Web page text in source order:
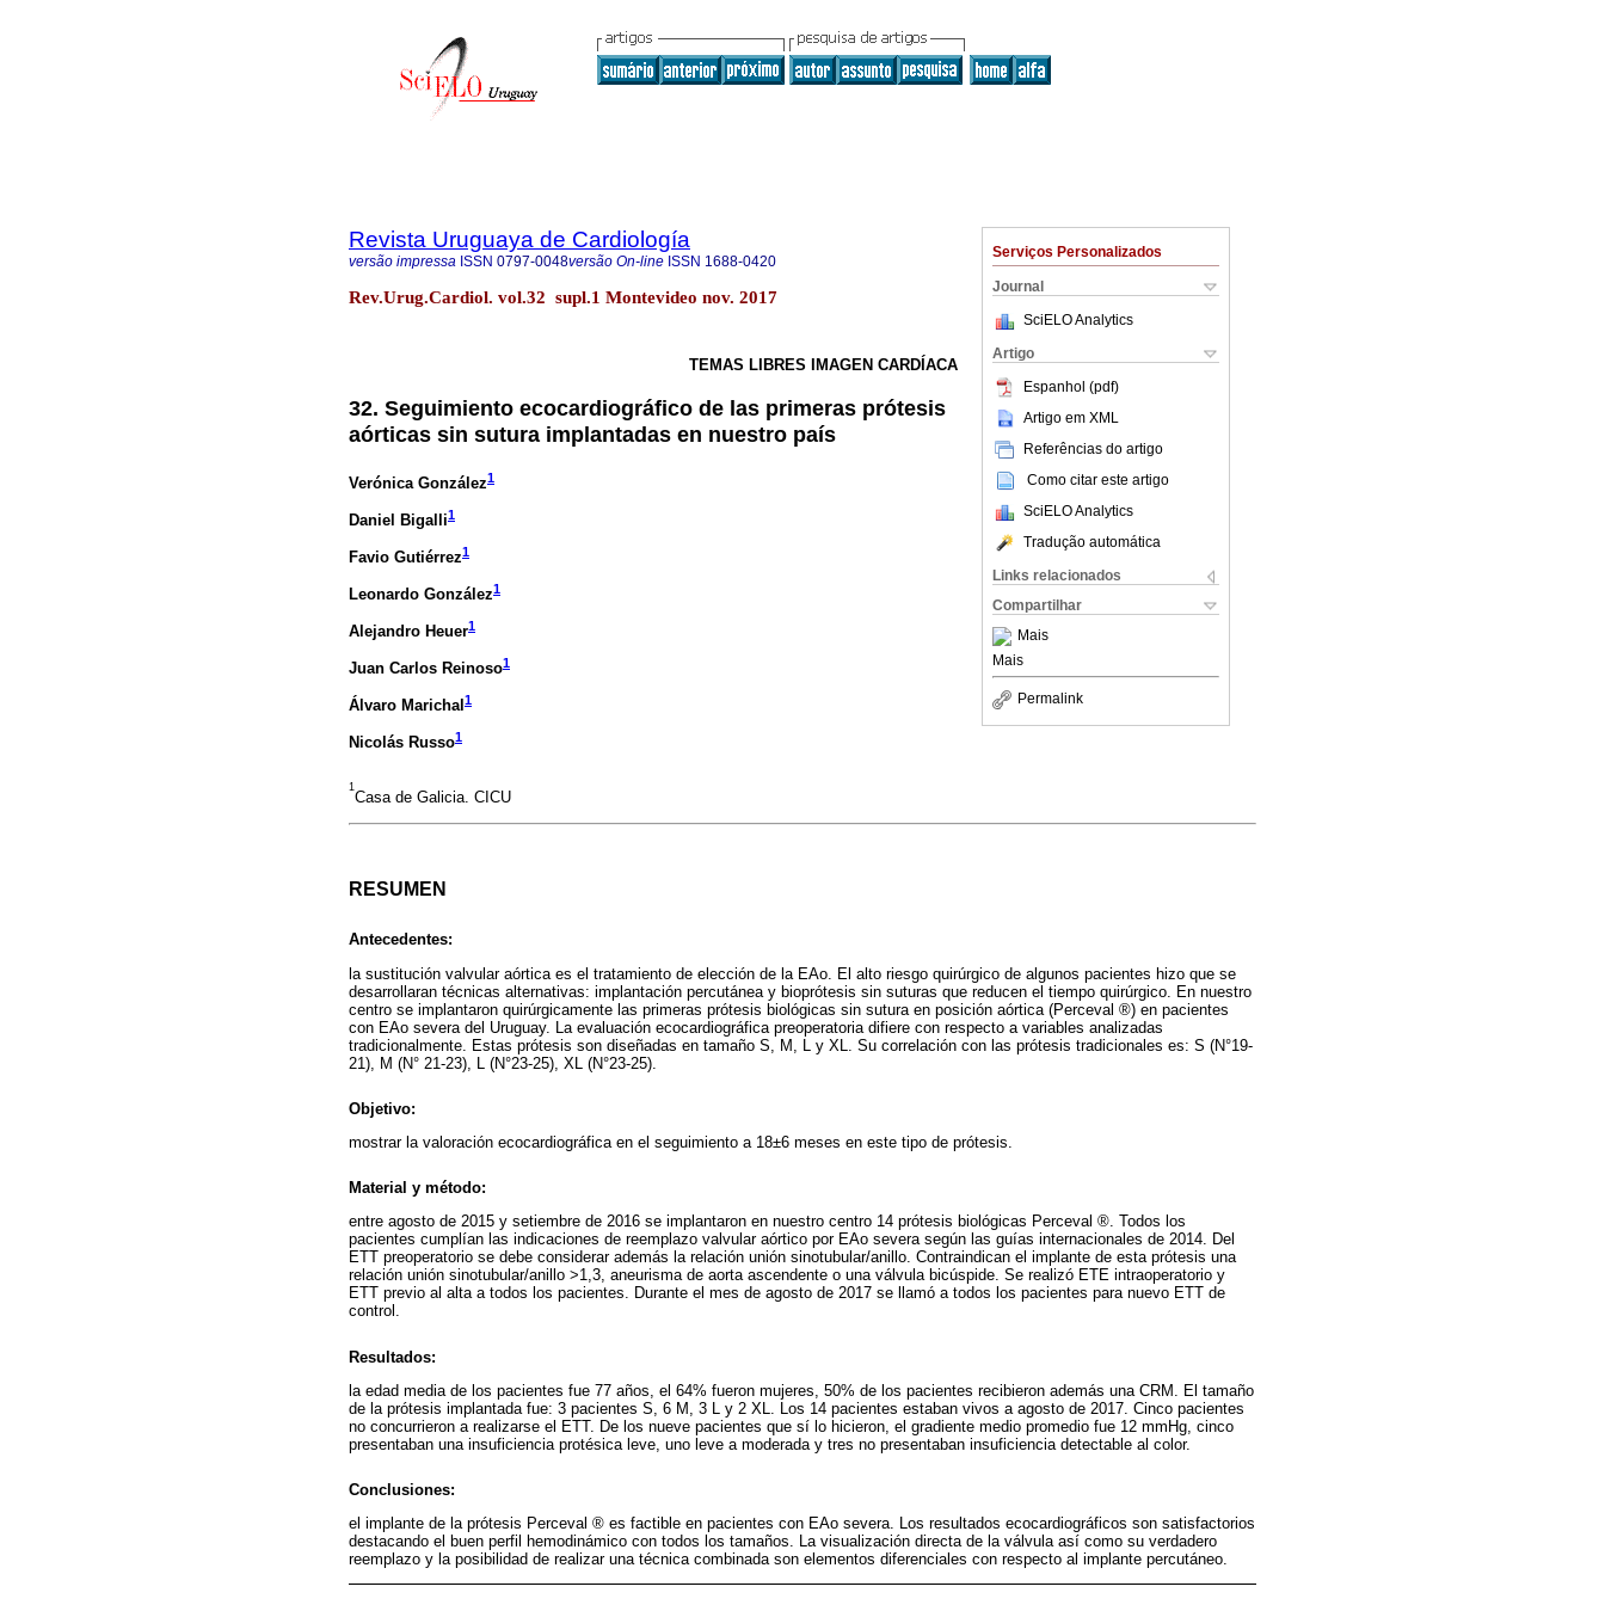
Serviços Personalizados
Journal
SciELO Analytics
Artigo
Espanhol (pdf)
Artigo em XML
Referências do artigo
Como citar este artigo
SciELO Analytics
Tradução automática
Links relacionados
Compartilhar
Mais
Mais
Permalink
Revista Uruguaya de Cardiología
versão impressa ISSN 0797-0048versão On-line ISSN 1688-0420
Rev.Urug.Cardiol. vol.32 supl.1 Montevideo nov. 2017
TEMAS LIBRES IMAGEN CARDÍACA
32. Seguimiento ecocardiográfico de las primeras prótesis
aórticas sin sutura implantadas en nuestro país
Verónica González1
Daniel Bigalli1
Favio Gutiérrez1
Leonardo González1
Alejandro Heuer1
Juan Carlos Reinoso1
Álvaro Marichal 1
Nicolás Russo1
1
Casa de Galicia. CICU
RESUMEN
Antecedentes:
la sustitución valvular aórtica es el tratamiento de elección de la EAo. El alto riesgo quirúrgico de algunos pacientes hizo que se
desarrollaran técnicas alternativas: implantación percutánea y bioprótesis sin suturas que reducen el tiempo quirúrgico. En nuestro
centro se implantaron quirúrgicamente las primeras prótesis biológicas sin sutura en posición aórtica (Perceval ®) en pacientes
con EAo severa del Uruguay. La evaluación ecocardiográfica preoperatoria difiere con respecto a variables analizadas
tradicionalmente. Estas prótesis son diseñadas en tamaño S, M, L y XL. Su correlación con las prótesis tradicionales es: S (N°19-
21), M (N° 21-23), L (N°23-25), XL (N°23-25).
Objetivo:
mostrar la valoración ecocardiográfica en el seguimiento a 18±6 meses en este tipo de prótesis.
Material y método:
entre agosto de 2015 y setiembre de 2016 se implantaron en nuestro centro 14 prótesis biológicas Perceval ®. Todos los
pacientes cumplían las indicaciones de reemplazo valvular aórtico por EAo severa según las guías internacionales de 2014. Del
ETT preoperatorio se debe considerar además la relación unión sinotubular/anillo. Contraindican el implante de esta prótesis una
relación unión sinotubular/anillo >1,3, aneurisma de aorta ascendente o una válvula bicúspide. Se realizó ETE intraoperatorio y
ETT previo al alta a todos los pacientes. Durante el mes de agosto de 2017 se llamó a todos los pacientes para nuevo ETT de
control.
Resultados:
la edad media de los pacientes fue 77 años, el 64% fueron mujeres, 50% de los pacientes recibieron además una CRM. El tamaño
de la prótesis implantada fue: 3 pacientes S, 6 M, 3 L y 2 XL. Los 14 pacientes estaban vivos a agosto de 2017. Cinco pacientes
no concurrieron a realizarse el ETT. De los nueve pacientes que sí lo hicieron, el gradiente medio promedio fue 12 mmHg, cinco
presentaban una insuficiencia protésica leve, uno leve a moderada y tres no presentaban insuficiencia detectable al color.
Conclusiones:
el implante de la prótesis Perceval ® es factible en pacientes con EAo severa. Los resultados ecocardiográficos son satisfactorios
destacando el buen perfil hemodinámico con todos los tamaños. La visualización directa de la válvula así como su verdadero
reemplazo y la posibilidad de realizar una técnica combinada son elementos diferenciales con respecto al implante percutáneo.